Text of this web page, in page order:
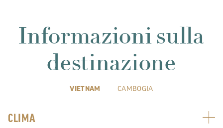
Informazioni sulla
destinazione
VIETNAM CAMBOGIA
CLIMA